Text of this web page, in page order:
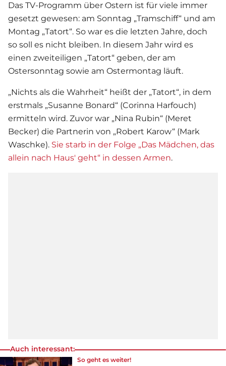
Das TV-Programm über Ostern ist für viele immer
gesetzt gewesen: am Sonntag „Tramschiff“ und am
Montag „Tatort“. So war es die letzten Jahre, doch
so soll es nicht bleiben. In diesem Jahr wird es
einen zweiteiligen „Tatort“ geben, der am
Ostersonntag sowie am Ostermontag läuft.
„Nichts als die Wahrheit“ heißt der „Tatort“, in dem
erstmals „Susanne Bonard“ (Corinna Harfouch)
ermitteln wird. Zuvor war „Nina Rubin“ (Meret
Becker) die Partnerin von „Robert Karow“ (Mark
Waschke). Sie starb in der Folge „Das Mädchen, das
allein nach Haus' geht“ in dessen Armen.
Auch interessant:
So geht es weiter!